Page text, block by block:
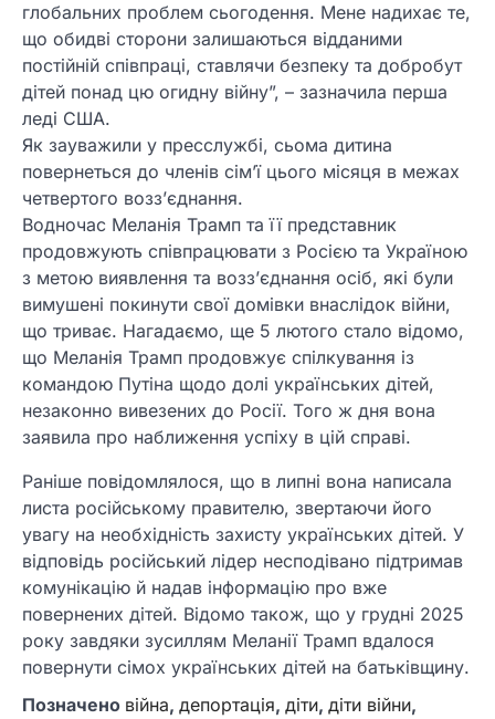
глобальних проблем сьогодення. Мене надихає те,
що обидві сторони залишаються відданими
постійній співпраці, ставлячи безпеку та добробут
дітей понад цю огидну війну”, – зазначила перша
леді США.
Як зауважили у пресслужбі, сьома дитина
повернеться до членів сім’ї цього місяця в межах
четвертого возз’єднання.
Водночас Меланія Трамп та її представник
продовжують співпрацювати з Росією та Україною
з метою виявлення та возз’єднання осіб, які були
вимушені покинути свої домівки внаслідок війни,
що триває. Нагадаємо, ще 5 лютого стало відомо,
що Меланія Трамп продовжує спілкування із
командою Путіна щодо долі українських дітей,
незаконно вивезених до Росії. Того ж дня вона
заявила про наближення успіху в цій справі.
Раніше повідомлялося, що в липні вона написала
листа російському правителю, звертаючи його
увагу на необхідність захисту українських дітей. У
відповідь російський лідер несподівано підтримав
комунікацію й надав інформацію про вже
повернених дітей. Відомо також, що у грудні 2025
року завдяки зусиллям Меланії Трамп вдалося
повернути сімох українських дітей на батьківщину.
Позначено війна, депортація, діти, діти війни,